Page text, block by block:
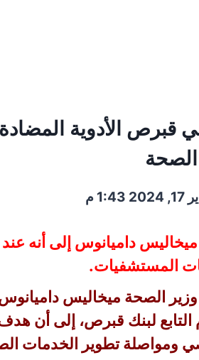
م
داميانوس إلى أنه
المستشفيات.
الصحة ميخاليس داميانوس،
التابع لبنك قبرص، إلى أن
ومواصلة تطوير الخدمات